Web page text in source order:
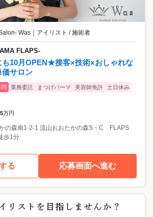
Was アイリスト / 施術者
FLAPS-
も10月OPEN★接客×技術×おしゃれな
価サロン
業務委託 まつげパーマ 美容師免許
土日休み
万円
の森南1-2-1 流山おおたかの森S・C FLAPS
歩1分
る 応募画面へ進む